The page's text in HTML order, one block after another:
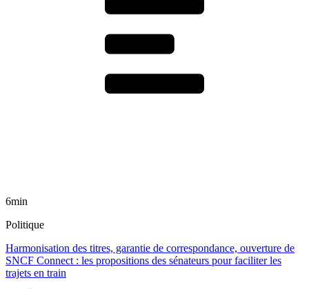
6min
Politique
Harmonisation des titres, garantie de correspondance, ouverture de
SNCF Connect : les propositions des sénateurs pour faciliter les
trajets en train